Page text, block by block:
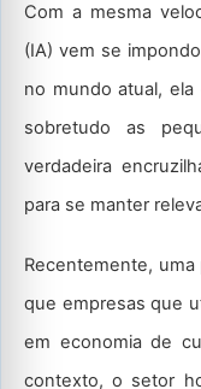
Com a mesma
(IA) vem se
no mundo atual,
sobretudo as
verdadeira
para se manter
Recentemente,
que empresas que
em economia de
contexto, o setor